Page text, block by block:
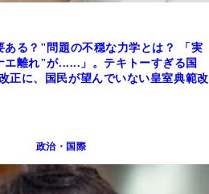
る？"問題の不穏な力学とは？ 「実
エ離れ"が......」。テキトーすぎる国
正に、国民が望んでいない皇室典範改
政治・国際